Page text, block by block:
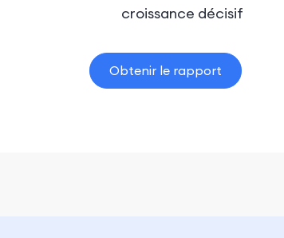
croissance décisif
Obtenir le rapport